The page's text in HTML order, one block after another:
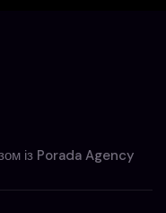
із Porada Agency